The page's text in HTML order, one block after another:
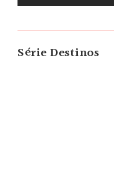
Série Destinos